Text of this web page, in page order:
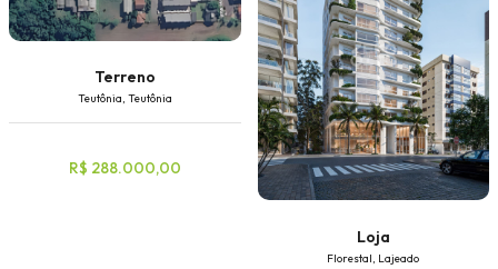
Terreno
Teutônia, Teutônia
R$ 288.000,00
Loja
Florestal, Lajeado